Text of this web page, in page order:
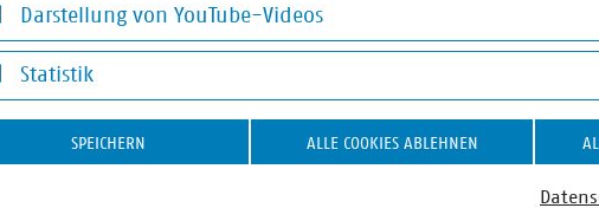
Darstellung von YouTube-Videos
Darstellung von YouTube-Videos
Statistik
Statistik
SPEICHERN ALLE COOKIES ABLEHNEN